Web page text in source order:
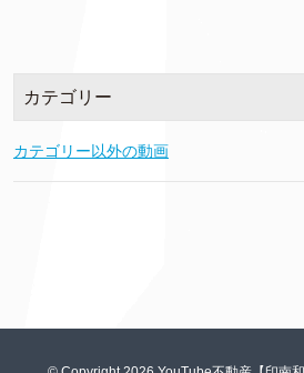
カテゴリー
カテゴリー以外の動画